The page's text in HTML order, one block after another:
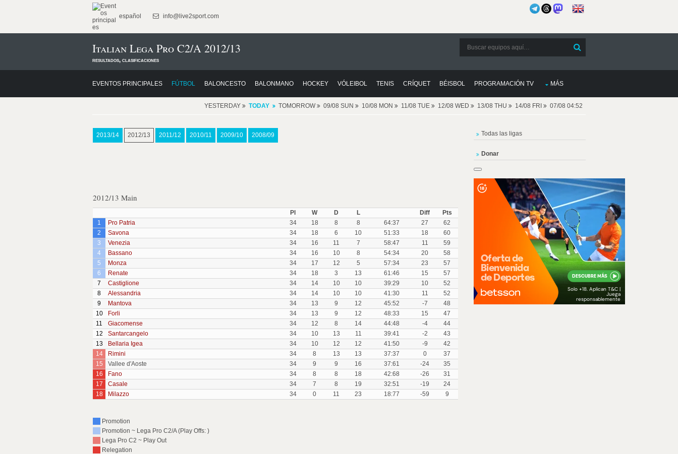
español info@live2sport.com
Italian Lega Pro C2/A 2012/13
resultados, clasificaciones
EVENTOS PRINCIPALES FÚTBOL BALONCESTO BALONMANO HOCKEY VÓLEIBOL TENIS CRÍQUET BÉISBOL PROGRAMACIÓN TV MÁS
YESTERDAY TODAY TOMORROW 09/08 SUN 10/08 MON 11/08 TUE 12/08 WED 13/08 THU 14/08 FRI 07/08 04:52
2013/14 2012/13 2011/12 2010/11 2009/10 2008/09
2012/13 Main
Pl W D L Diff
Pts
1
Pro Patria 34 18 8 8 64:37 27
62
2
Savona 34 18 6 10 51:33 18
60
3
Venezia 34 16 11 7 58:47 11
59
4
Bassano 34 16 10 8 54:34 20
58
5
Monza 34 17 12 5 57:34 23
57
6
Renate 34 18 3 13 61:46 15
57
7
Castiglione 34 14 10 10 39:29 10
52
8
Alessandria 34 14 10 10 41:30 11
52
9
Mantova 34 13 9 12 45:52 -7
48
10
Forli 34 13 9 12 48:33 15
47
11
Giacomense 34 12 8 14 44:48 -4
44
12
Santarcangelo 34 10 13 11 39:41 -2
43
13
Bellaria Igea 34 10 12 12 41:50 -9
42
14
Rimini 34 8 13 13 37:37 0
37
15
Vallee d'Aoste 34 9 9 16 37:61 -24
35
16
Fano 34 8 8 18 42:68 -26
31
17
Casale 34 7 8 19 32:51 -19
24
18
Milazzo 34 0 11 23 18:77 -59 9
Promotion
Promotion ~ Lega Pro C2/A (Play Offs: )
Lega Pro C2 ~ Play Out
Relegation
Todas las ligas
Donar